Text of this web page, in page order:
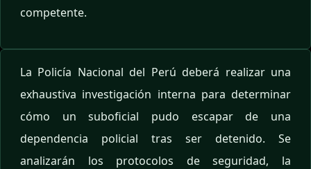
competente.
La Policía Nacional del Perú deberá realizar una
exhaustiva investigación interna para determinar
cómo un suboficial pudo escapar de una
dependencia policial tras ser detenido. Se
analizarán los protocolos de seguridad, la